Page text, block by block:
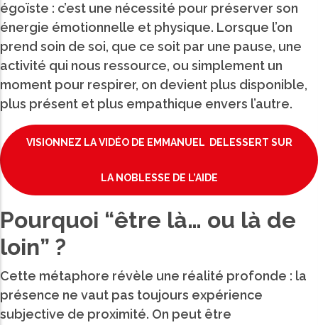
égoïste : c’est une nécessité pour préserver son
énergie émotionnelle et physique. Lorsque l’on
prend soin de soi, que ce soit par une pause, une
activité qui nous ressource, ou simplement un
moment pour respirer, on devient plus disponible,
plus présent et plus empathique envers l’autre.
VISIONNEZ LA VIDÉO DE EMMANUEL DELESSERT SUR
LA NOBLESSE DE L’AIDE
Pourquoi “être là… ou là de
loin” ?
Cette métaphore révèle une réalité profonde : la
présence ne vaut pas toujours expérience
subjective de proximité. On peut être